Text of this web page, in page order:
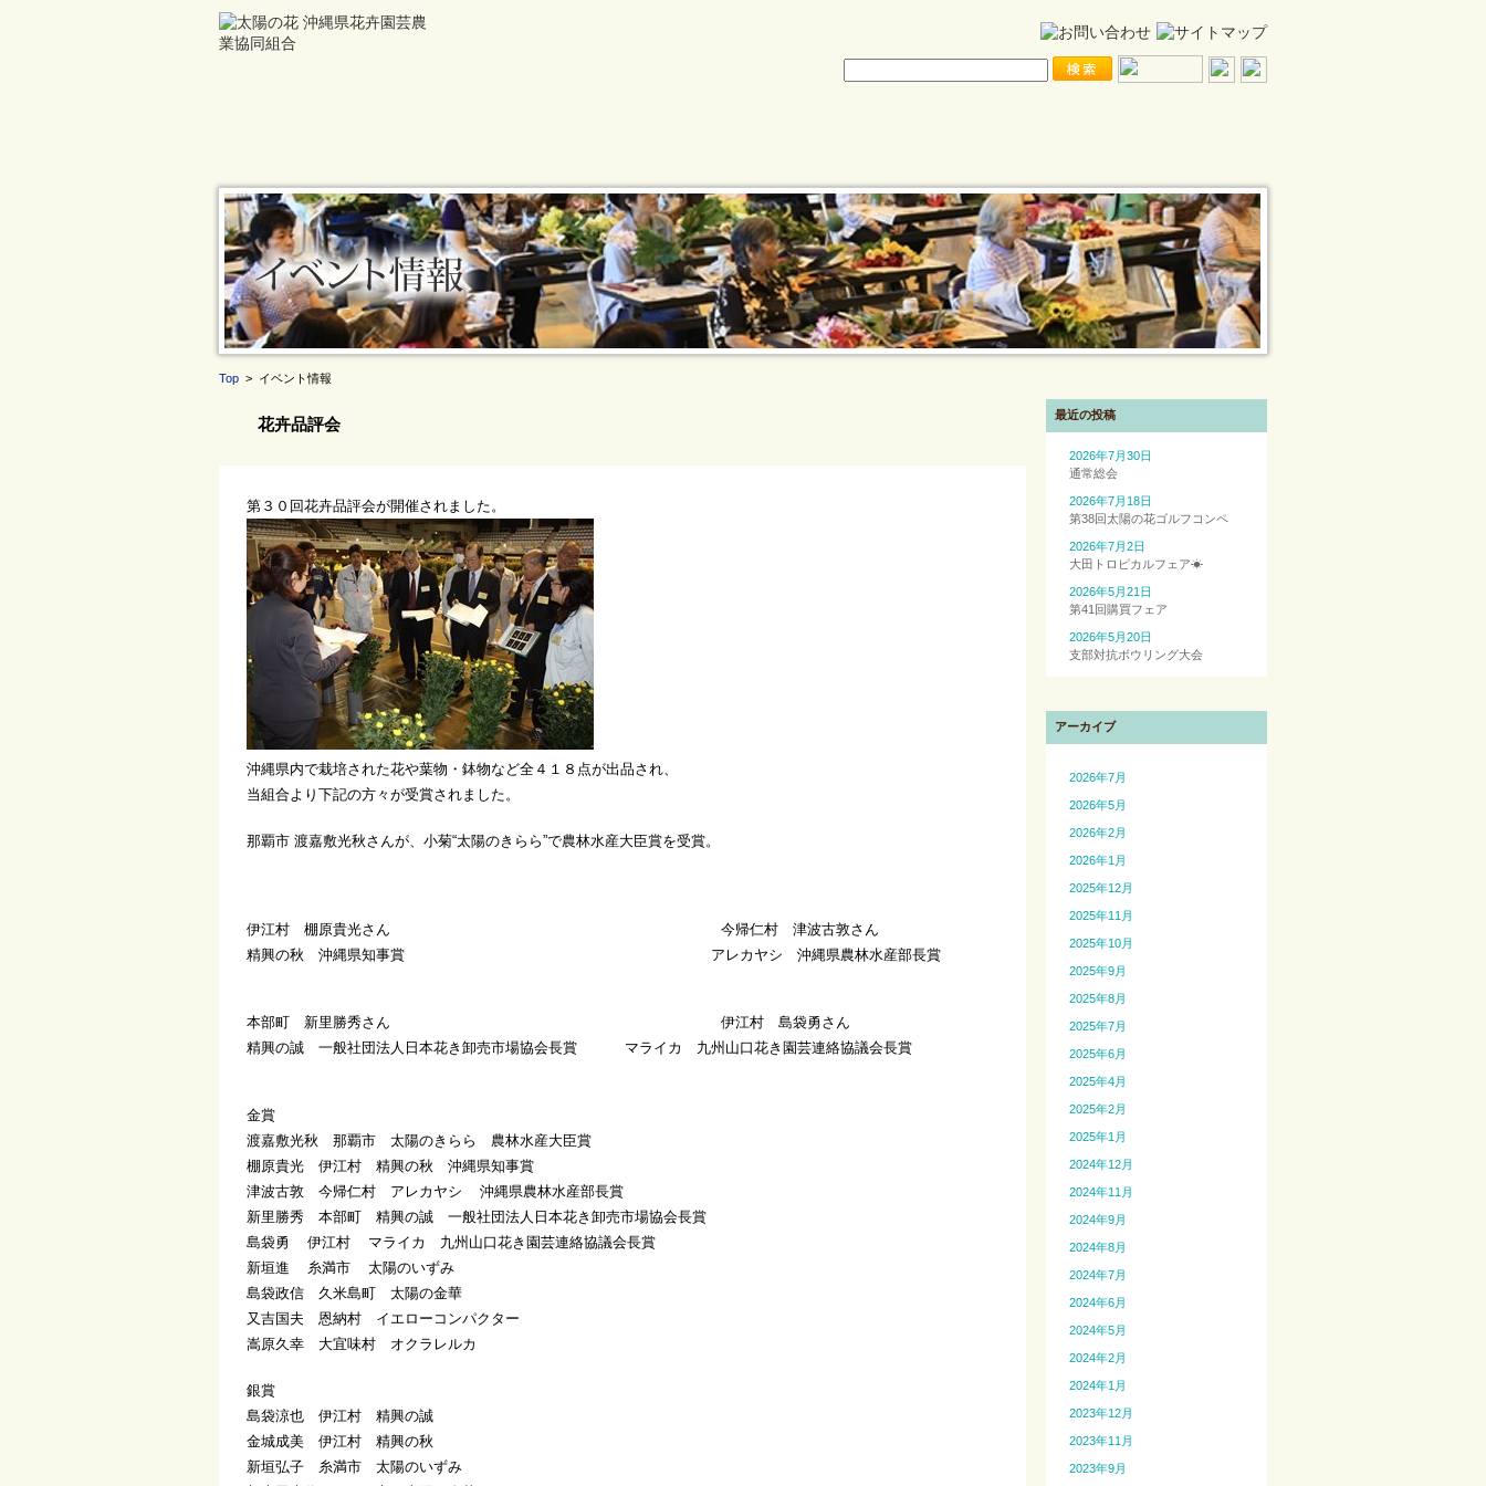
Top > イベント情報
花卉品評会
第３０回花卉品評会が開催されました。
沖縄県内で栽培された花や葉物・鉢物など全４１８点が出品され、
当組合より下記の方々が受賞されました。
那覇市 渡嘉敷光秋さんが、小菊“太陽のきらら”で農林水産大臣賞を受賞。
伊江村 棚原貴光さん 今帰仁村 津波古敦さん
精興の秋 沖縄県知事賞 アレカヤシ 沖縄県農林水産部長賞
本部町 新里勝秀さん 伊江村 島袋勇さん
精興の誠 一般社団法人日本花き卸売市場協会長賞 マライカ 九州山口花き園芸連絡協議会長賞
金賞
渡嘉敷光秋 那覇市 太陽のきらら 農林水産大臣賞
棚原貴光 伊江村 精興の秋 沖縄県知事賞
津波古敦 今帰仁村 アレカヤシ 沖縄県農林水産部長賞
新里勝秀 本部町 精興の誠 一般社団法人日本花き卸売市場協会長賞
島袋勇 伊江村 マライカ 九州山口花き園芸連絡協議会長賞
新垣進 糸満市 太陽のいずみ
島袋政信 久米島町 太陽の金華
又吉国夫 恩納村 イエローコンパクター
嵩原久幸 大宜味村 オクラレルカ
銀賞
島袋涼也 伊江村 精興の誠
金城成美 伊江村 精興の秋
新垣弘子 糸満市 太陽のいずみ
最近の投稿
2026年7月30日
通常総会
2026年7月18日
第38回太陽の花ゴルフコンペ
2026年7月2日
大田トロピカルフェア☀
2026年5月21日
第41回購買フェア
2026年5月20日
支部対抗ボウリング大会
アーカイブ
2026年7月
2026年5月
2026年2月
2026年1月
2025年12月
2025年11月
2025年10月
2025年9月
2025年8月
2025年7月
2025年6月
2025年4月
2025年2月
2025年1月
2024年12月
2024年11月
2024年9月
2024年8月
2024年7月
2024年6月
2024年5月
2024年2月
2024年1月
2023年12月
2023年11月
2023年9月